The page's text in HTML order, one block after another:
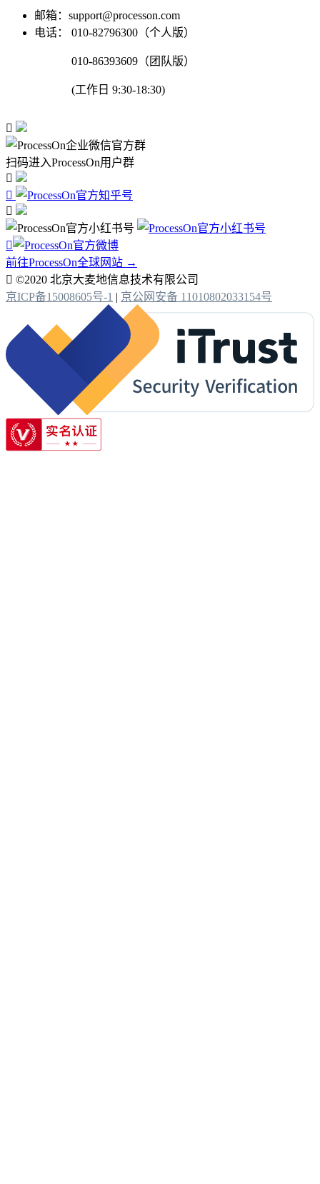
邮箱：support@processon.com
电话：
010-82796300（个人版）
010-86393609（团队版）
(工作日 9:30-18:30)

扫码进入ProcessOn用户群




前往ProcessOn全球网站 →
 ©2020 北京大麦地信息技术有限公司
京ICP备15008605号-1 | 京公网安备 11010802033154号